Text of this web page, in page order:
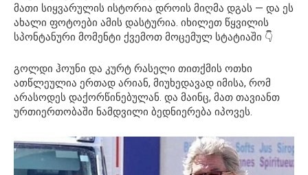
მათი სიყვარულის ისტორია დროის მიღმა დგას — და ეს
ახალი ფოტოები ამის დასტურია. იხილეთ წყვილის
სპონტანური მომენტი ქვემოთ მოცემულ სტატიაში 👇
გოლდი ჰოუნი და კურტ რასელი თითქმის ოთხი
ათწლეულია ერთად არიან, მიუხედავად იმისა, რომ
არასოდეს დაქორწინებულან. და მაინც, მათ თავიანთ
ურთიერთობაში ნამდვილი ბედნიერება იპოვეს.